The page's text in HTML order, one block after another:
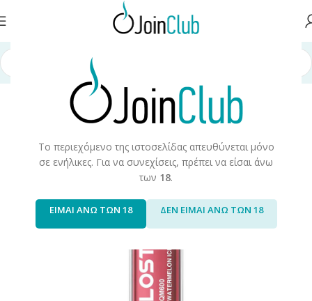
Το περιεχόμενο της ιστοσελίδας απευθύνεται μόνο
σε ενήλικες. Για να συνεχίσεις, πρέπει να είσαι άνω
των 18.
ΕΙΜΑΙ ΑΝΩ ΤΩΝ 18 ΔΕΝ ΕΙΜΑΙ ΑΝΩ ΤΩΝ 18
σελίδα Ηλεκτρονικά μιας Χρήσης